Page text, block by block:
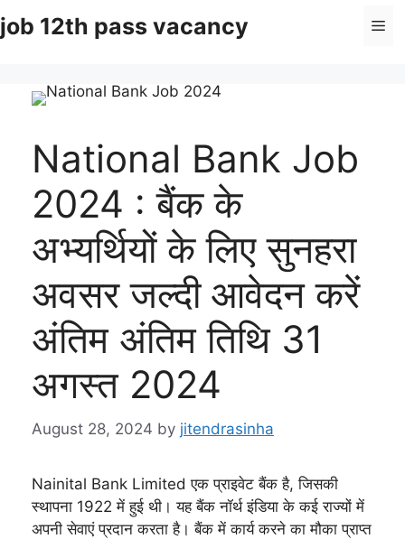
to
job 12th pass vacancy
National Bank Job
2024 : बैंक के
अभ्यर्थियों के लिए सुनहरा
अवसर जल्दी आवेदन करें
अंतिम अंतिम तिथि 31
अगस्त 2024
August 28, 2024 by jitendrasinha
Nainital Bank Limited एक प्राइवेट बैंक है, जिसकी
स्थापना 1922 में हुई थी। यह बैंक नॉर्थ इंडिया के कई राज्यों में
अपनी सेवाएं प्रदान करता है। बैंक में कार्य करने का मौका प्राप्त